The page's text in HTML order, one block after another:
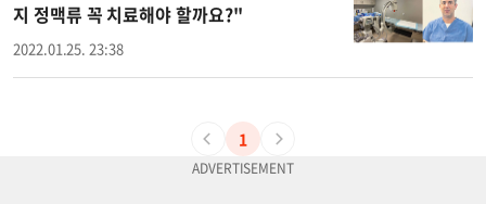
지 정맥류 꼭 치료해야 할까요?"
2022.01.25. 23:38
1